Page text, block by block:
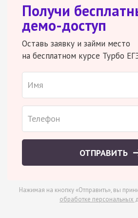
Получи
демо-доступ
Оставь заявку и займи место
на бесплатном курсе Турбо
ОТПРАВИТЬ
Нажимая на кнопку «Отправить», вы
обработке персональных